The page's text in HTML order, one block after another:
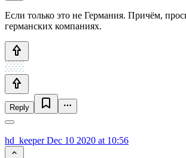
Если только это не Германия. Причём,
германских компаниях.
Reply
hd_keeperDec 10 2020 at 10:56